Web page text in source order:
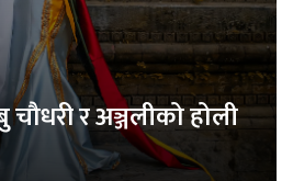
चौधरी र अञ्जलीको होली